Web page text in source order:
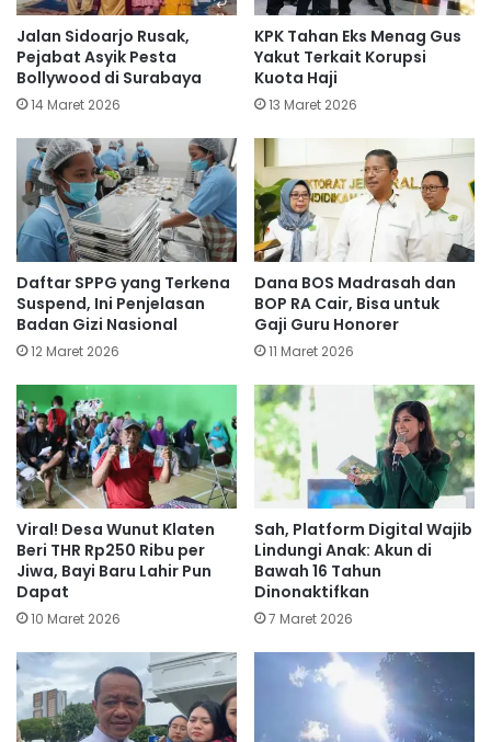
Jalan Sidoarjo Rusak,
Pejabat Asyik Pesta
Bollywood di Surabaya
14 Maret 2026
KPK Tahan Eks Menag Gus
Yakut Terkait Korupsi
Kuota Haji
13 Maret 2026
Daftar SPPG yang Terkena
Suspend, Ini Penjelasan
Badan Gizi Nasional
12 Maret 2026
Dana BOS Madrasah dan
BOP RA Cair, Bisa untuk
Gaji Guru Honorer
11 Maret 2026
Viral! Desa Wunut Klaten
Beri THR Rp250 Ribu per
Jiwa, Bayi Baru Lahir Pun
Dapat
10 Maret 2026
Sah, Platform Digital Wajib
Lindungi Anak: Akun di
Bawah 16 Tahun
Dinonaktifkan
7 Maret 2026